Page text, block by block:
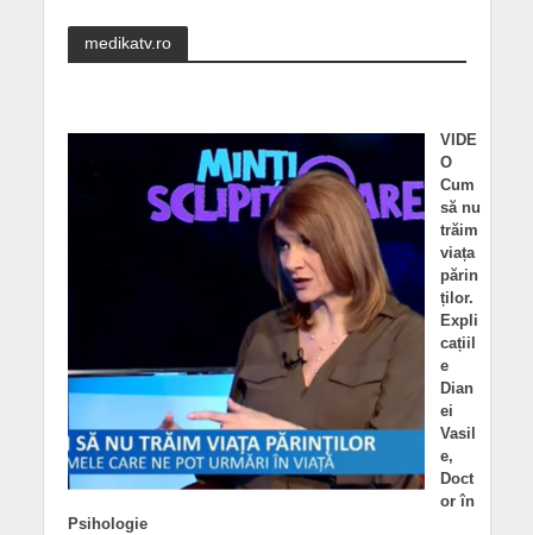
medikatv.ro
VIDE
O
Cum
să nu
trăim
viața
părin
ților.
Expli
cațiil
e
Dian
ei
Vasil
e,
Doct
or în
Psihologie